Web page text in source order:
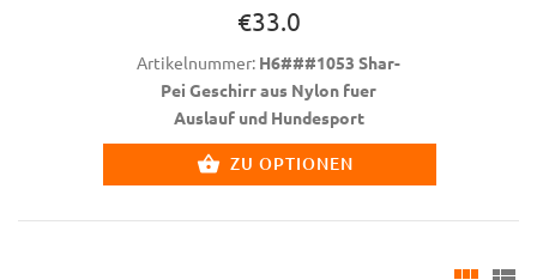
€33.0
Artikelnummer: H6###1053 Shar-
Pei Geschirr aus Nylon fuer
Auslauf und Hundesport
ZU OPTIONEN